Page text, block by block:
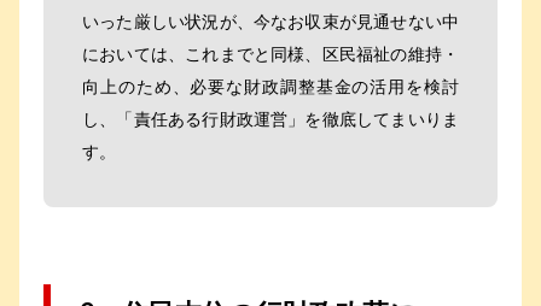
いった厳しい状況が、今なお収束が見通せない中
においては、これまでと同様、区民福祉の維持・
向上のため、必要な財政調整基金の活用を検討
し、「責任ある行財政運営」を徹底してまいりま
す。